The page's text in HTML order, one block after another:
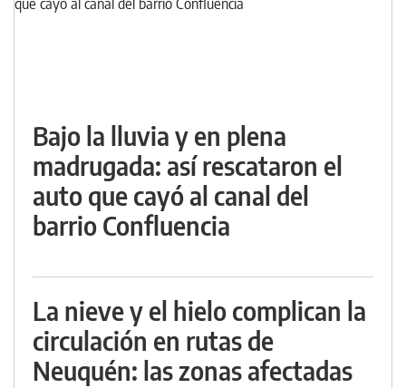
Bajo la lluvia y en plena
madrugada: así rescataron el
auto que cayó al canal del
barrio Confluencia
La nieve y el hielo complican la
circulación en rutas de
Neuquén: las zonas afectadas